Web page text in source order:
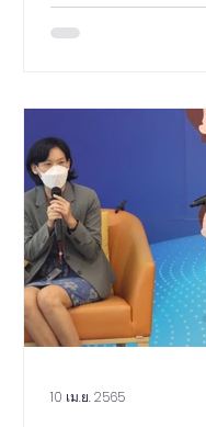
10 เม.ย. 2565